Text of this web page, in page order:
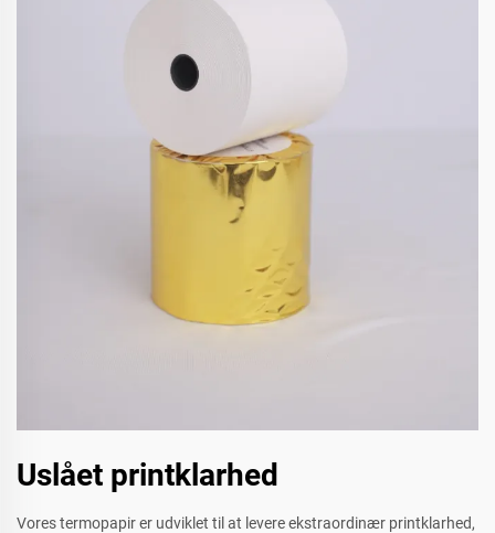
Uslået printklarhed
Vores termopapir er udviklet til at levere ekstraordinær printklarhed,